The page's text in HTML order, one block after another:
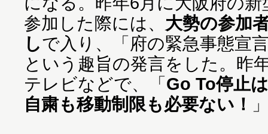
参加した際には、 大勢の参加
しで入り、「府の緊急事態宣
という趣旨の発言をした。昨
テレビなどで、「Go To停止
自粛も移動制限も必要ない！